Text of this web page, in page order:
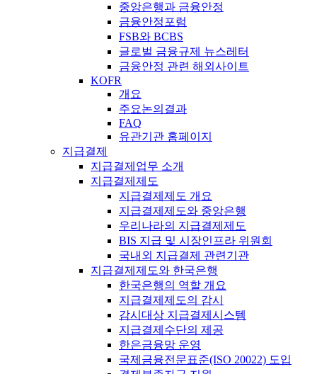
중앙은행과 금융안정
금융안정포럼
FSB와 BCBS
글로벌 금융규제 뉴스레터
금융안정 관련 해외사이트
KOFR
개요
주요논의결과
FAQ
유관기관 홈페이지
지급결제
지급결제업무 소개
지급결제제도
지급결제제도 개요
지급결제제도와 중앙은행
우리나라의 지급결제제도
BIS 지급 및 시장인프라 위원회
국내외 지급결제 관련기관
지급결제제도와 한국은행
한국은행의 역할 개요
지급결제제도의 감시
감시대상 지급결제시스템
지급결제수단의 제공
한은금융망 운영
국제금융전문표준(ISO 20022) 도입